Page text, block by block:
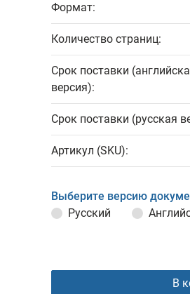
Формат:
Количество страниц:
Срок поставки
версия):
Срок поставки (русская
Артикул (SKU):
Выберите версию
Русский
В